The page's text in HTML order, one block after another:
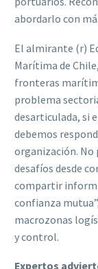
abordarlo con
El almirante (r)
Marítima de
fronteras
problema
desarticulada, si
debemos
organización. No
desafíos desde
compartir
confianza
macrozonas
y control.
Expertos